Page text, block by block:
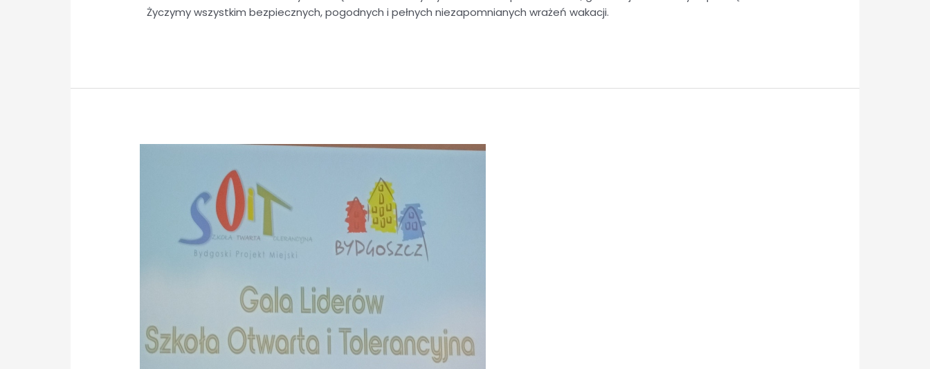
Życzymy wszystkim bezpiecznych, pogodnych i pełnych niezapomnianych wrażeń wakacji.